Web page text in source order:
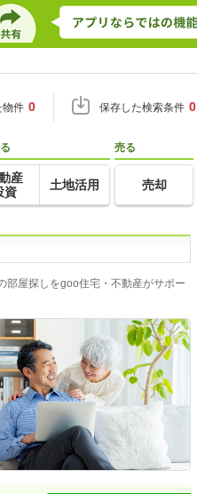
物件 0 保存した検索条件 0
産
資
土地活用
売る
売却
部屋探しをgoo住宅・不動産がサポー